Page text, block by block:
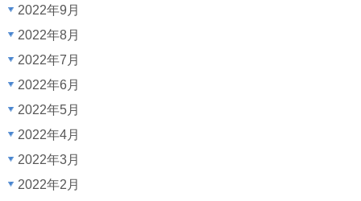
2022年9月
2022年8月
2022年7月
2022年6月
2022年5月
2022年4月
2022年3月
2022年2月